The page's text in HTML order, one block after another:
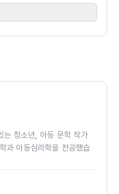
던 중, 클레어의 유령 공
을 보고 둘은 함께 도서
찾아다니기 시작했어요.
꾸리지요. 그렇게 둘
해요. 유령과 인간, 달라
을 찾고 친구가 되었어
던 카즈에게 더할 나위
. 유령 사건을 해결하면
어의 우정 이야기를 만
는 청소년, 아동 문학 작가
과 아동심리학을 전공했습
한 최우수 도서상 후보로
. 《버디 파일: 사라진 소년
이 미스터리 부문 에드거